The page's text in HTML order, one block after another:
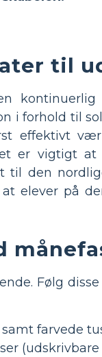
til
i forhold til
effektivt
er vigtigt at
til den
elever på
Følg
farvede